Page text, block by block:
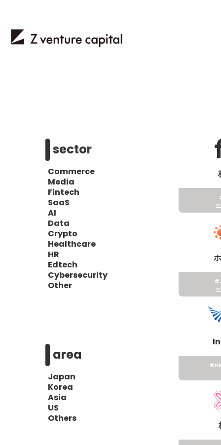
sector
Commerce
Media
Fintech
SaaS
AI
Data
Crypto
Healthcare
HR
Edtech
Cybersecurity
Other
area
Japan
Korea
Asia
US
Others